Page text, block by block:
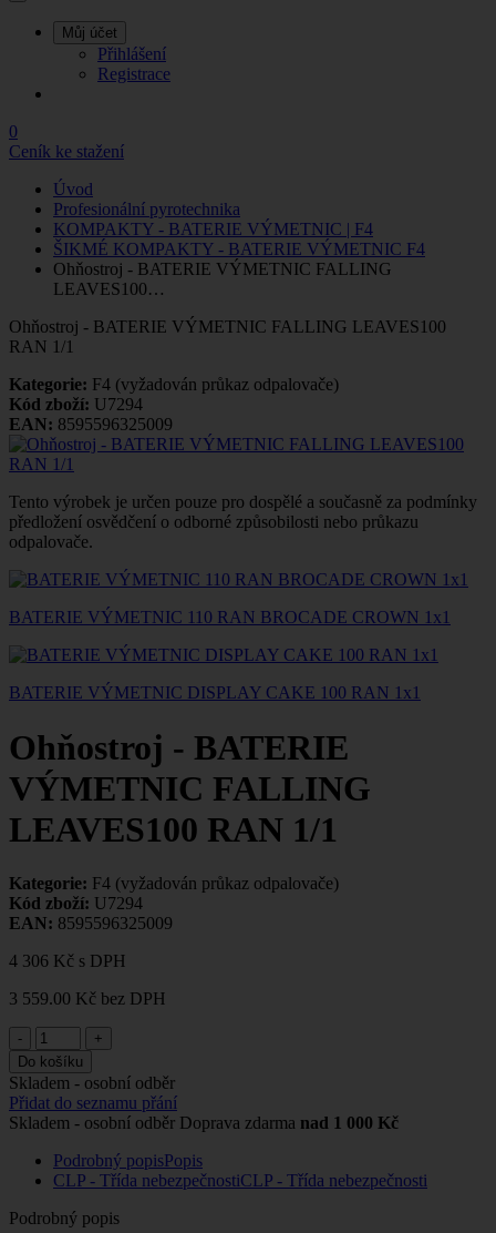
Můj účet
Přihlášení
Registrace
0
Ceník ke stažení
Úvod
Profesionální pyrotechnika
KOMPAKTY - BATERIE VÝMETNIC | F4
ŠIKMÉ KOMPAKTY - BATERIE VÝMETNIC F4
Ohňostroj - BATERIE VÝMETNIC FALLING
LEAVES100…
Ohňostroj - BATERIE VÝMETNIC FALLING LEAVES100
RAN 1/1
Kategorie: F4 (vyžadován průkaz odpalovače)
Kód zboží: U7294
EAN: 8595596325009
Tento výrobek je určen pouze pro dospělé a současně za podmínky
předložení osvědčení o odborné způsobilosti nebo průkazu
odpalovače.
BATERIE VÝMETNIC 110 RAN BROCADE CROWN 1x1
BATERIE VÝMETNIC DISPLAY CAKE 100 RAN 1x1
Ohňostroj - BATERIE
VÝMETNIC FALLING
LEAVES100 RAN 1/1
Kategorie: F4 (vyžadován průkaz odpalovače)
Kód zboží: U7294
EAN: 8595596325009
4 306 Kč s DPH
3 559.00 Kč bez DPH
-
+
Do košíku
Skladem - osobní odběr
Přidat do seznamu přání
Skladem - osobní odběr Doprava zdarma nad 1 000 Kč
Podrobný popisPopis
CLP - Třída nebezpečnostiCLP - Třída nebezpečnosti
Podrobný popis